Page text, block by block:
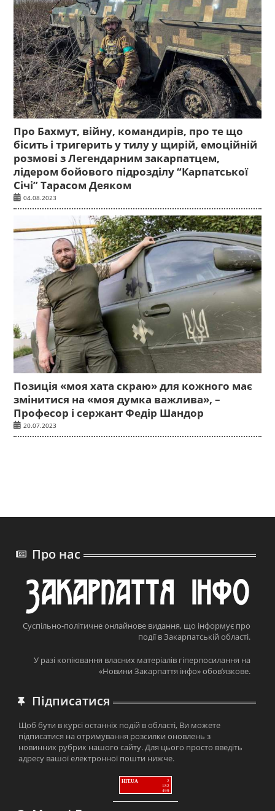
Про Бахмут, війну, командирів, про те що
бісить і тригерить у тилу у щирій, емоційній
розмові з Легендарним закарпатцем,
лідером бойового підрозділу “Карпатської
Січі” Тарасом Деяком
04.08.2023
Позиція «моя хата скраю» для кожного має
змінитися на «моя думка важлива», –
Професор і сержант Федір Шандор
20.07.2023
Про нас
Суспільно-політичне онлайнове видання, що інформує про
події в Закарпатській області.
У разі копіювання власних матеріалів гіперпосилання на
«Новини Закарпаття інфо» обов’язкове.
Підписатися
Щоб бути в курсі останніх подій в області, Ви можете
підписатися на отримування розсилки оновлень з
новинних рубрик нашого сайту. Для цього просто введіть
адресу вашої електронної пошти нижче.
HIT.UA
2
182
499